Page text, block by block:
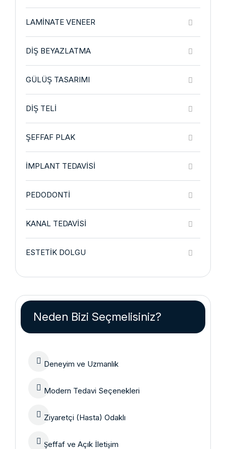
LAMINATE VENEER
DIŞ BEYAZLATMA
GÜLÜŞ TASARIMI
DIŞ TELI
ŞEFFAF PLAK
İMPLANT TEDAVISI
PEDODONTI
KANAL TEDAVISI
ESTETIK DOLGU
Neden Bizi Seçmelisiniz?
Deneyim ve Uzmanlık
Modern Tedavi Seçenekleri
Ziyaretçi (Hasta) Odaklı
Şeffaf ve Açık İletişim